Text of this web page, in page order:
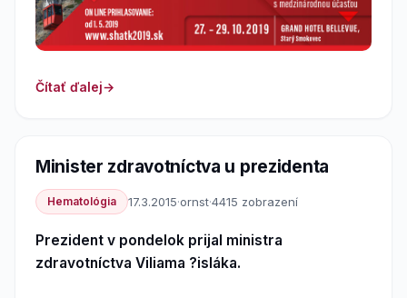
Čítať ďalej
Minister zdravotníctva u prezidenta
Hematológia 17.3.2015·ornst·4415 zobrazení
Prezident v pondelok prijal ministra
zdravotníctva Viliama ?isláka.